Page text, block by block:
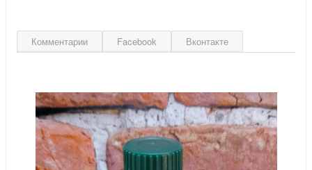
Комментарии Facebook Вконтакте